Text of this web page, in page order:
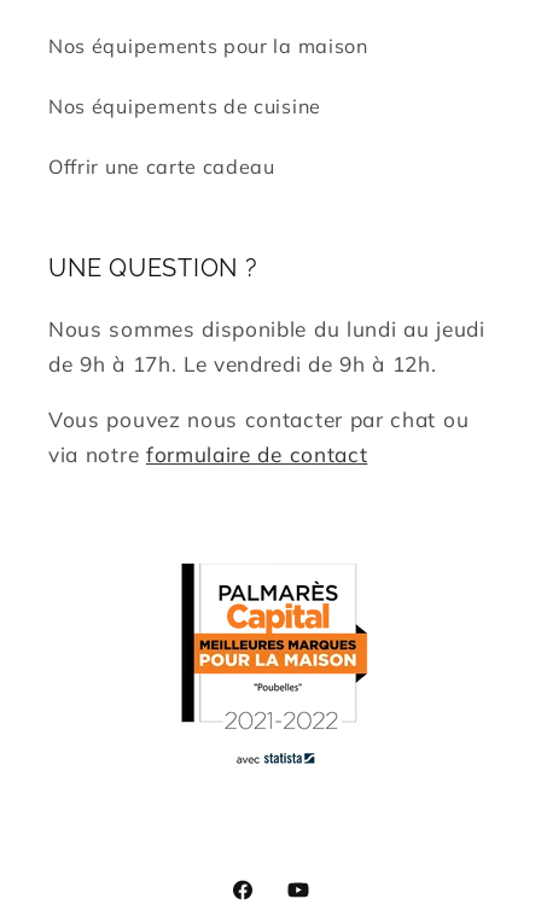
Nos équipements pour la maison
Nos équipements de cuisine
Offrir une carte cadeau
UNE QUESTION ?
Nous sommes disponible du lundi au jeudi
de 9h à 17h. Le vendredi de 9h à 12h.
Vous pouvez nous contacter par chat ou
via notre formulaire de contact
FacebookYouTube